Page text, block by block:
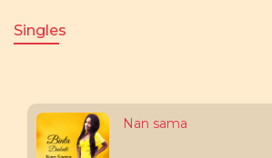
Singles
Nan sama